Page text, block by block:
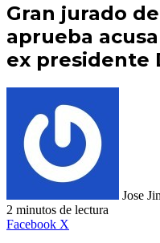
Gran jurado
aprueba
ex presidente
Jose
2 minutos de lectura
Facebook X